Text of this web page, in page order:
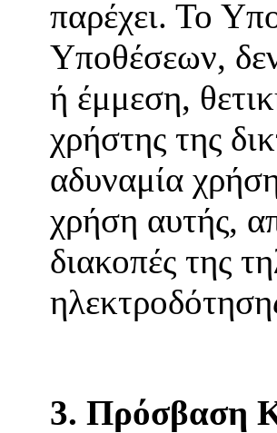
παρέχει. Το
Υποθέσεων,
ή έμμεση,
χρήστης της
αδυναμία
χρήση αυτής,
διακοπές της
3. Πρόσβαση